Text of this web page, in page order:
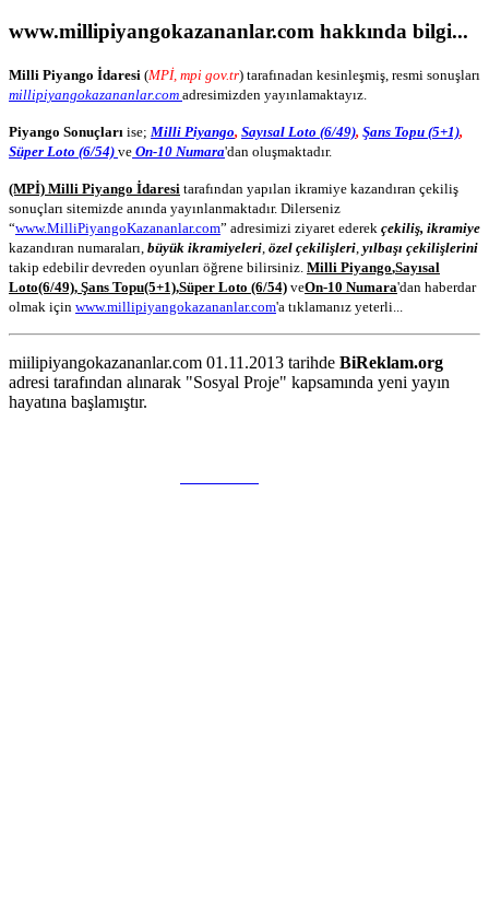
www.millipiyangokazananlar.com hakkında bilgi...
Milli Piyango İdaresi (MPİ, mpi gov.tr) tarafınadan kesinleşmiş, resmi sonuşları
millipiyangokazananlar.com adresimizden yayınlamaktayız.
Piyango Sonuçları ise; Milli Piyango, Sayısal Loto (6/49), Şans Topu (5+1),
Süper Loto (6/54) ve On-10 Numara'dan oluşmaktadır.
(MPİ) Milli Piyango İdaresi tarafından yapılan ikramiye kazandıran çekiliş
sonuçları sitemizde anında yayınlanmaktadır. Dilerseniz
“www.MilliPiyangoKazananlar.com” adresimizi ziyaret ederek çekiliş, ikramiye
kazandıran numaraları, büyük ikramiyeleri özel çekilişleri yılbaşı çekilişlerini
takip edebilir devreden oyunları öğrene bilirsiniz. Milli Piyango,Sayısal
Loto(6/49), Şans Topu(5+1),Süper Loto (6/54) veOn-10 Numara'dan haberdar
olmak için www.millipiyangokazananlar.com'a tıklamanız yeterli...
miilipiyangokazananlar.com 01.11.2013 tarihde BiReklam.org
adresi tarafından alınarak "Sosyal Proje" kapsamında yeni yayın
hayatına başlamıştır.